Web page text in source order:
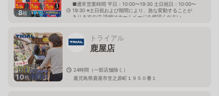
8枚
■通常営業時間 平日：10:00〜19:30 土日祝日：10:00〜
19:30 ※土日祝および期間により、急な変動することが
ありますので 詳細はホームページを確認ください
10枚
トライアル
鹿屋店
24時間（一部店舗除く）
鹿児島県鹿屋市笠之原町１９５０番１